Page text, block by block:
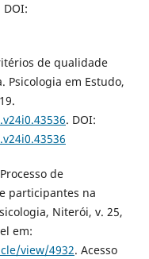
DOI:
de qualidade
Psicologia em Estudo,
. DOI:
de
participantes na
Niterói, v. 25,
em:
view/4932. Acesso